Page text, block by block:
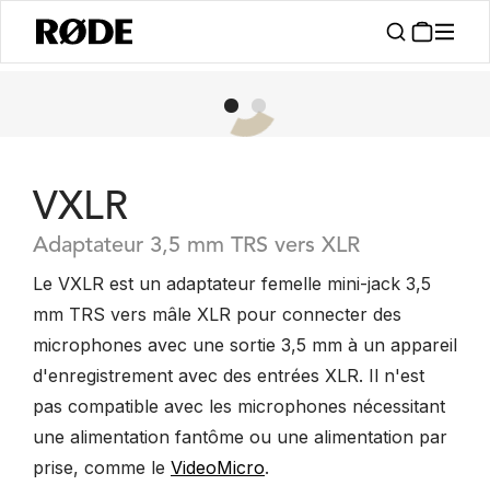
VXLR
Adaptateur 3,5 mm TRS vers XLR
Le VXLR est un adaptateur femelle mini-jack 3,5
mm TRS vers mâle XLR pour connecter des
microphones avec une sortie 3,5 mm à un appareil
d'enregistrement avec des entrées XLR. Il n'est
pas compatible avec les microphones nécessitant
une alimentation fantôme ou une alimentation par
prise, comme le VideoMicro.